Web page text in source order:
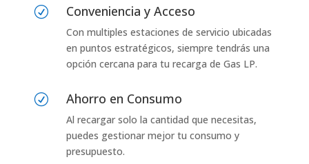
R Conveniencia y Acceso
Con multiples estaciones de servicio ubicadas
en puntos estratégicos, siempre tendrás una
opción cercana para tu recarga de Gas LP.
R Ahorro en Consumo
Al recargar solo la cantidad que necesitas,
puedes gestionar mejor tu consumo y
presupuesto.